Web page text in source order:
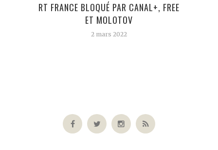
RT FRANCE BLOQUÉ PAR CANAL+, FREE
ET MOLOTOV
2 mars 2022